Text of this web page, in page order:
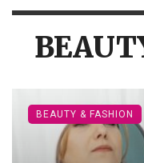
BEAUTY & FASHION